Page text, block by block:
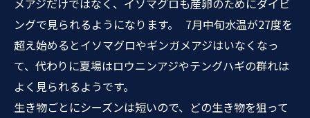
メアジだけではなく、イソマグロも産卵のためにダイビ
ングで見られるようになります。 7月中旬水温が27度を
超え始めるとイソマグロやギンガメアジはいなくなっ
て、代わりに夏場はロウニンアジやテングハギの群れは
よく見られるようです。
生き物ごとにシーズンは短いので、どの生き物を狙って